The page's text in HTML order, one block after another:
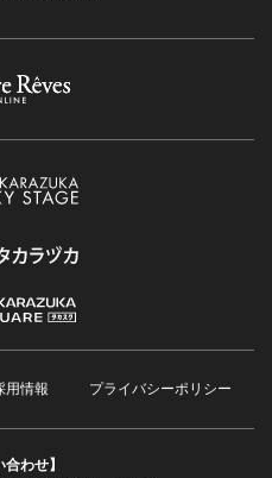
用情報 プライバシーポリシー
合わせ】